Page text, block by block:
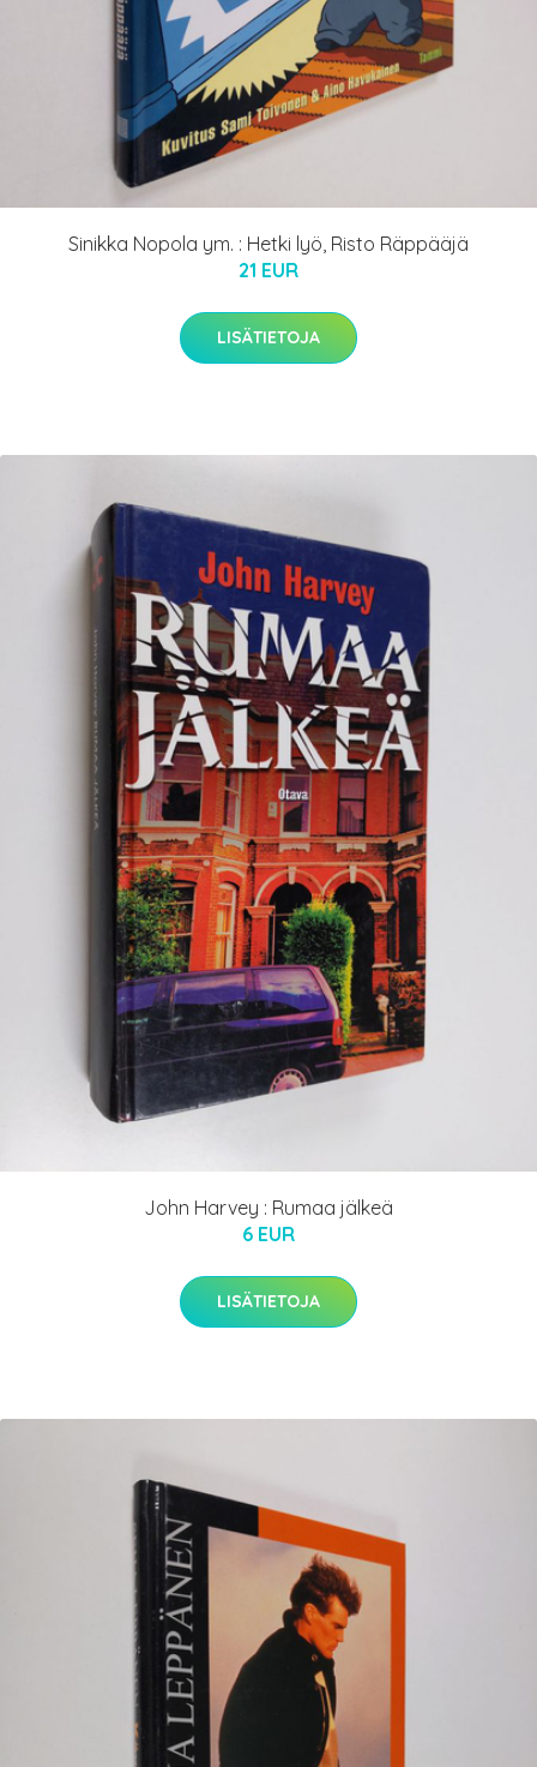
Sinikka Nopola ym. : Hetki lyö, Risto Räppääjä
21 EUR
LISÄTIETOJA
John Harvey : Rumaa jälkeä
6 EUR
LISÄTIETOJA